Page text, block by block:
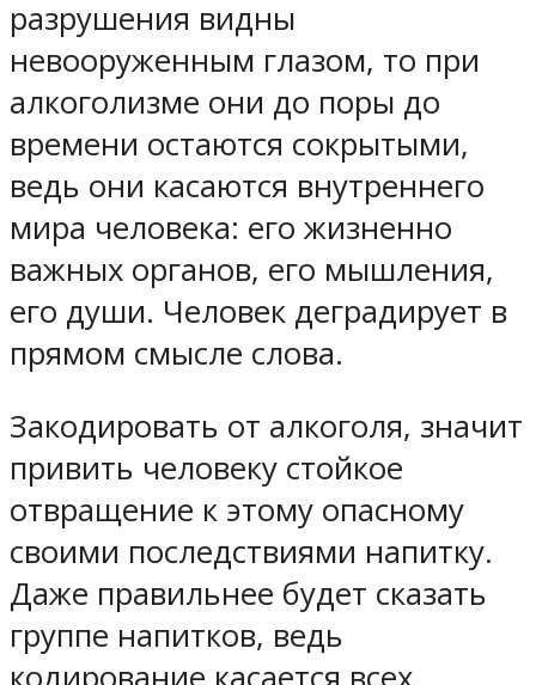
разрушения видны
невооруженным глазом, то при
алкоголизме они до поры до
времени остаются сокрытыми,
ведь они касаются внутреннего
мира человека: его жизненно
важных органов, его мышления,
его души. Человек деградирует в
прямом смысле слова.
Закодировать от алкоголя, значит
привить человеку стойкое
отвращение к этому опасному
своими последствиями напитку.
Даже правильнее будет сказать
группе напитков, ведь